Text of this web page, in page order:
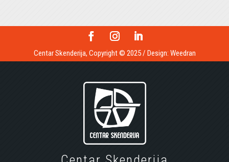
Centar Skenderija, Copyright © 2025 / Design: Weedran